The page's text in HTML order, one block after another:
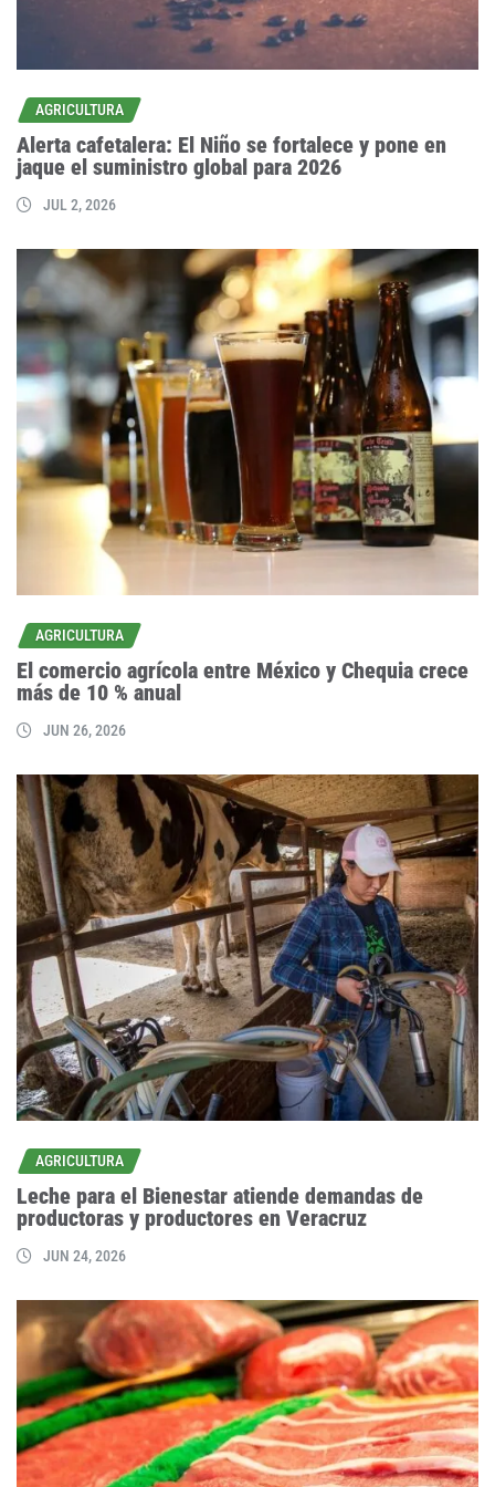
AGRICULTURA
Alerta cafetalera: El Niño se fortalece y pone en
jaque el suministro global para 2026
JUL 2, 2026
AGRICULTURA
El comercio agrícola entre México y Chequia crece
más de 10 % anual
JUN 26, 2026
AGRICULTURA
Leche para el Bienestar atiende demandas de
productoras y productores en Veracruz
JUN 24, 2026